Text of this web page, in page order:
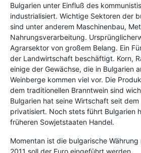
Bulgarien unter Einfluß des
industrialisiert. Wichtige Sektoren der
sind unter anderem Maschinenbau,
Nahrungsverarbeitung.
Agrarsektor von großem Belang. Ein
der Landwirtschaft beschäftigt. Korn,
einige der Gewächse, die in Bulgarien
Weinberge kommen viel vor. Die
dem traditionellen Branntwein sind
Bulgarien hat seine Wirtschaft seit dem
privatisiert. Noch stets führt Bulgarien
früheren Sowjetstaaten Handel.
Momentan ist die bulgarische Währung
2011 soll der Euro eingeführt werden.